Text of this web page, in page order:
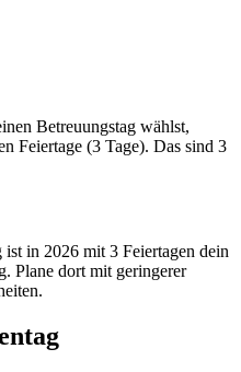
Betreuungstag wählst,
Feiertage (3 Tage). Das sind 3
in 2026 mit 3 Feiertagen dein
Plane dort mit geringerer